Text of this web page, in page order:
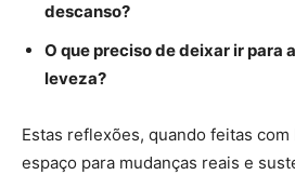
descanso?
O que preciso de deixar ir para
leveza?
Estas reflexões, quando feitas
espaço para mudanças reais e